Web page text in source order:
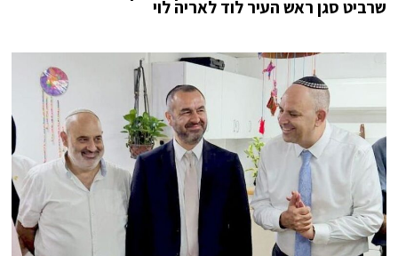
שרביט סגן ראש העיר לוד לאריה לוי